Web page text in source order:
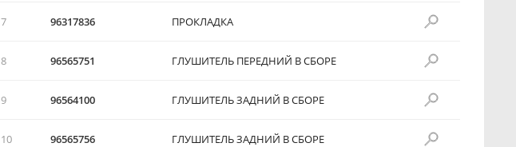
7 96317836 ПРОКЛАДКА
8 96565751 ГЛУШИТЕЛЬ ПЕРЕДНИЙ В СБОРЕ
9 96564100 ГЛУШИТЕЛЬ ЗАДНИЙ В СБОРЕ
10 96565756 ГЛУШИТЕЛЬ ЗАДНИЙ В СБОРЕ